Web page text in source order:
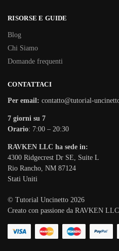
RISORSE E GUIDE
Blog
Chi Siamo
Domande frequenti
CONTATTACI
Per email: contatto@tutorial-
7 giorni su 7
Orario: 7:00 – 20:30
RAVKEN LLC ha sede in:
4300 Ridgecrest Dr SE, Suite L
Rio Rancho, NM 87124
Stati Uniti
© Tutorial Uncinetto 2026
Creato con passione da RAVKEN LLC